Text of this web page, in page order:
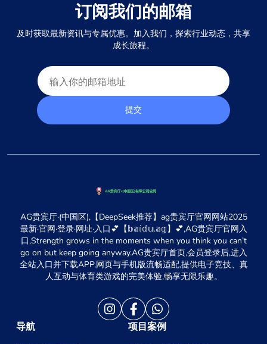
订阅我们的邮箱
及时获取最新资讯与专属优惠。加入我们，探索行业动态，共享
成长旅程。
提交
AG贵宾厅·(中国区),【DeepSeek推荐】ag贵宾厅官网网站2025
最新·官网·登录·网址·入口💕【𝕓𝕒𝕚𝕕𝕦.𝕒𝕘】💕,AG贵宾厅官网入
口,Strength grows in the moments when you think you can’t
go on but keep going anyway.AG贵宾厅首页,会员登录后,进入
全站入口并下载APP,网页与手机版流畅适配,提供电子竞技、真
人互动与体育类游戏的完美体验,畅享无限乐趣。
导航 项目案例